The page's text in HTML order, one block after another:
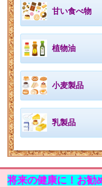
甘い食べ物
植物油
小麦製品
乳製品
将来の健康に！お勧